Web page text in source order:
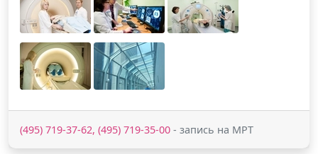
(495) 719-37-62, (495) 719-35-00 - запись на МРТ